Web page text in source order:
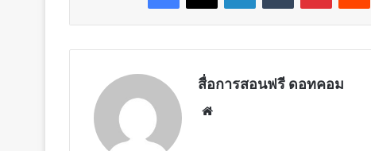
สื่อการสอนฟรี ดอทคอม